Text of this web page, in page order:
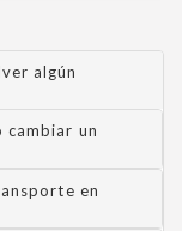
algún
un
en